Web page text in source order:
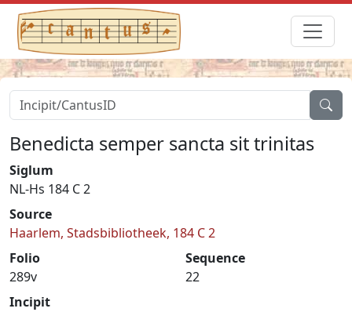
Benedicta semper sancta sit trinitas
Siglum
NL-Hs 184 C 2
Source
Haarlem, Stadsbibliotheek, 184 C 2
Folio
289v
Sequence
22
Incipit